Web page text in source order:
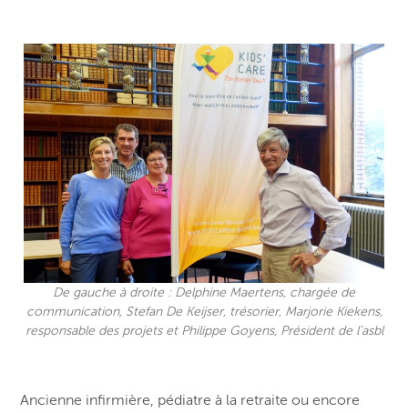
De gauche à droite : Delphine Maertens, chargée de
communication, Stefan De Keijser, trésorier, Marjorie Kiekens,
responsable des projets et Philippe Goyens, Président de l’asbl
Ancienne infirmière, pédiatre à la retraite ou encore